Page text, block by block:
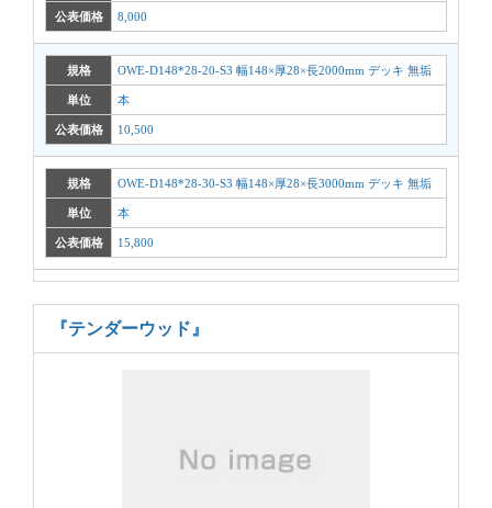
公表価格 8,000
規格 OWE-D148*28-20-S3 幅148×厚28×長2000mm デッキ 無垢
単位 本
公表価格 10,500
規格 OWE-D148*28-30-S3 幅148×厚28×長3000mm デッキ 無垢
単位 本
公表価格 15,800
『テンダーウッド』